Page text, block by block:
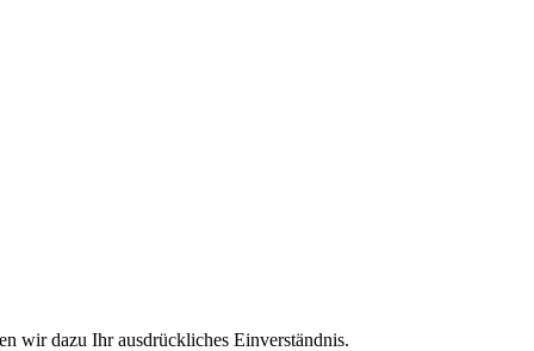
wir dazu Ihr ausdrückliches Einverständnis.